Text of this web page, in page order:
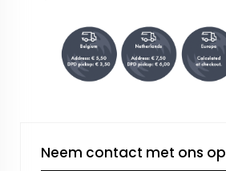
Neem contact met ons op